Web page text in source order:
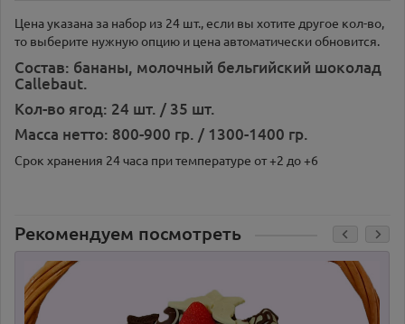
Цена указана за набор из 24 шт., если вы хотите другое кол-во,
то выберите нужную опцию и цена автоматически обновится.
Состав: бананы, молочный бельгийский шоколад
Callebaut.
Кол-во ягод: 24 шт. / 35 шт.
Масса нетто: 800-900 гр. / 1300-1400 гр.
Срок хранения 24 часа при температуре от +2 до +6
Рекомендуем посмотреть